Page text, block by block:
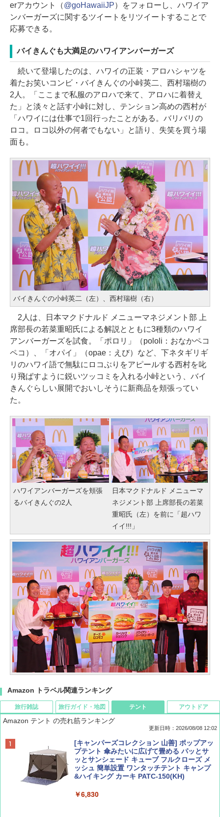
erアカウント（@goHawaiiJP）をフォローし、ハワイア
ンバーガーズに関するツイートをリツイートすることで
応募できる。
バイきんぐも大満足のハワイアンバーガーズ
続いて登場したのは、ハワイの正装・アロハシャツを
着たお笑いコンビ・バイきんぐの小峠英二、西村瑞樹の
2人。「ここまで私服のアロハで来て、アロハに着替え
た」と淡々と話す小峠に対し、テンション高めの西村が
「ハワイには仕事で1回行ったことがある。バリバリの
ロコ。ロコ以外の何者でもない」と語り、失笑を買う場
面も。
バイきんぐの小峠英二（左）、西村瑞樹（右）
2人は、日本マクドナルド メニューマネジメント部 上
席部長の若菜重昭氏による解説とともに3種類のハワイ
アンバーガーズを試食。「ポロリ」（pololi：おなかペコ
ペコ）、「オパイ」（opae：えび）など、下ネタギリギ
リのハワイ語で無駄にロコぶりをアピールする西村を叱
り飛ばすように鋭いツッコミを入れる小峠という、バイ
きんぐらしい展開でおいしそうに新商品を頬張ってい
た。
ハワイアンバーガーズを頬張
るバイきんぐの2人
日本マクドナルド メニューマ
ネジメント部 上席部長の若菜
重昭氏（左）を前に「超ハワ
イイ!!!」
Amazon トラベル関連ランキング
旅行雑誌
BE-PAL(ビ-パル) 2026年 9 月号【特別付録:
SOTO ミニマル"旅"財布 ランダム2種】
￥1,500
旅行ガイド・地図
D40 地球の歩き方 チェンマイ タイ北部の魅
力的な町 2026～2027 地球の歩き方D アジア
￥2,079
テント
Amazon テント の売れ筋ランキング
更新日時：2026/08/08 12:02
[キャンパーズコレクション 山善] ポップアッ
プテント 傘みたいに広げて畳める パッとサ
ッとサンシェード キューブ フルクローズ メ
ッシュ 簡単設置 ワンタッチテント キャンプ
&ハイキング カーキ PATC-150(KH)
￥6,830
アウトドア